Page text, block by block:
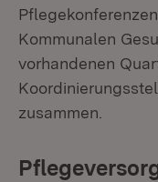
Kommunalen
vorhandenen
zusammen.